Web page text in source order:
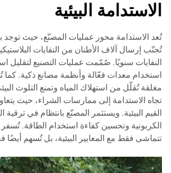
الاستدامة البيئية
تُعد الاستدامة محور عمليات المصنّع، حيث توجد
تُجنّب إرسال آلاف الأطنان من النفايات
النفايات سنويًا. صُمّمت عمليات التصنيع لتقليل
استخدام معدات فعّالة وأنظمة مصانع ذكية. كما
مغلقة تُقلّل من استهلاك المياه وتمنع التلوث
تجاه الاستدامة إلى ممارسات الشراء، حيث
القيم البيئية. ويستثمر المصنّع بانتظام في ترقية
الكربونية وتحسين كفاءة استخدام الطاقة.
تتماشى فقط مع المعايير البيئية، بل تُسهم أيضًا